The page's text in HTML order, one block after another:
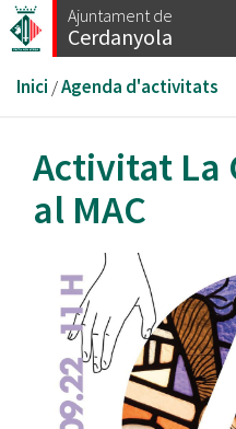
Vés
al
Ajuntament de
Cerdanyola
Esteu
aquí
Inici /Agenda d'activitats
Activitat La
al MAC